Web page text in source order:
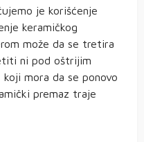
je korišćenje
keramičkog
može da se tretira
ni pod oštrijim
mora da se ponovo
premaz traje